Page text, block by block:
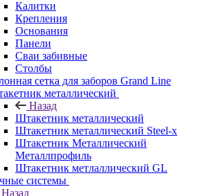
Калитки
Крепления
Основания
Панели
Сваи забивные
Столбы
сетка для заборов Grand Line
металлический
Назад
Штакетник металлический
Штакетник металлический Steel-x
Штакетник Металлический
Металлпрофиль
Штакетник метлаллический GL
системы
Назад